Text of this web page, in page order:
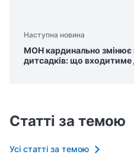
Наступна новина
МОН кардинально змінює
дитсадків: що входитиме
Статті за темою
Усі статті за темою